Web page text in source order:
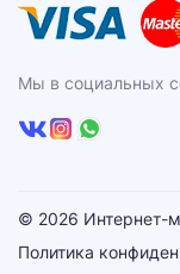
Мы в социальных
© 2026 Интернет-
Политика